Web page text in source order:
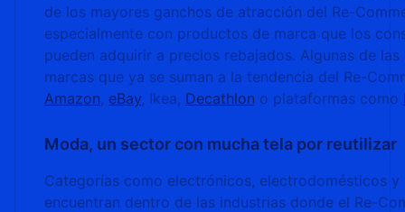
de los mayores ganchos de atracción del Re-
especialmente con productos de marca que los
pueden adquirir a precios rebajados. Algunas de las
marcas que ya se suman a la tendencia del Re-
Amazon, eBay, Ikea, Decathlon o plataformas como
Moda, un sector con mucha tela por reutilizar
Categorías como electrónicos, electrodomésticos y
encuentran dentro de las industrias donde el Re-